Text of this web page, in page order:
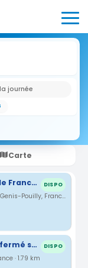
journée
Carte
Parking souterrain Porte de France Saint-genis-Pouilly DISPO
Rue Germaine Tillion, 01630 Saint-Genis-Pouilly, France · 1.49 km
Aéroport Genève Garage fermé sécurisé / Parking DISPO
· 1.79 km